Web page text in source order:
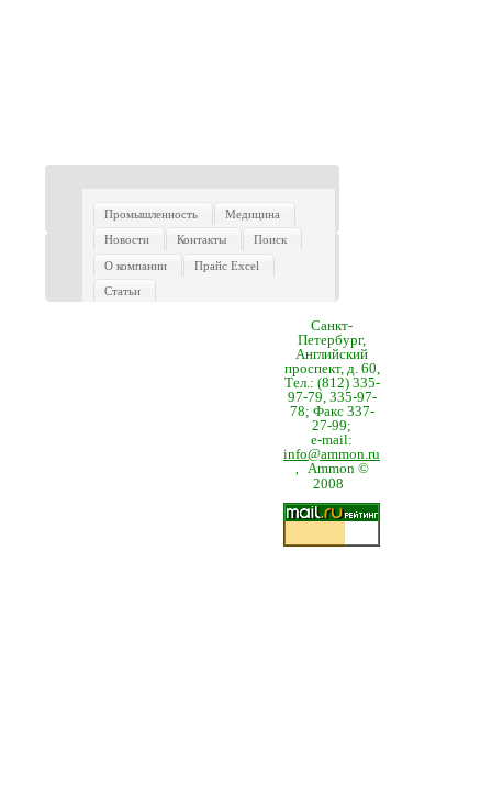
Промышленность
Медицина
Новости
Контакты
Поиск
О компании
Прайс Excel
Статьи
Санкт-
Петербург,
Английский
проспект, д. 60,
Тел.: (812) 335-
97-79, 335-97-
78; Факс 337-
27-99;
e-mail:
info@ammon.ru
Ammon ©
2008